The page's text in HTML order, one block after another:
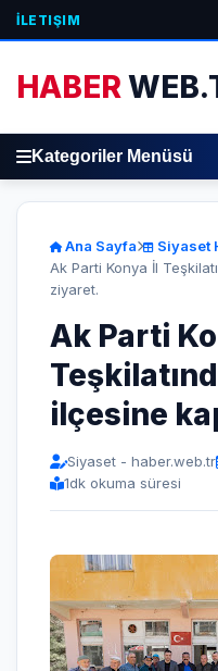
İLETIŞIM
HABER
Kategoriler Menüsü
Ana Sayfa
Siyaset
Ak Parti Konya İl
ziyaret.
Ak Parti
ilçesine
Siyaset - haber.web.tr
1dk okuma süresi